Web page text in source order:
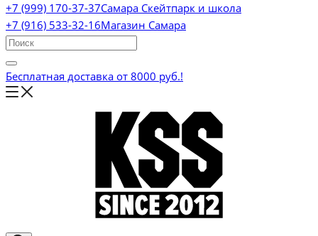
+7 (999) 170-37-37Самара Скейтпарк и школа
+7 (916) 533-32-16Магазин Самара
Бесплатная доставка от 8000 руб.!